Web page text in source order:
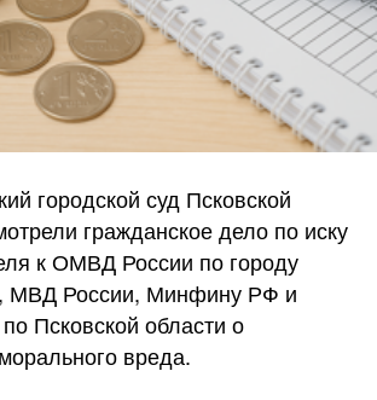
городской суд Псковской
гражданское дело по иску
к ОМВД России по городу
МВД России, Минфину РФ и
Псковской области о
вреда.